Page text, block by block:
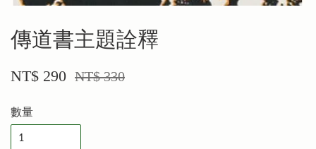
傳道書主題詮釋
NT$ 290 NT$ 330
數量